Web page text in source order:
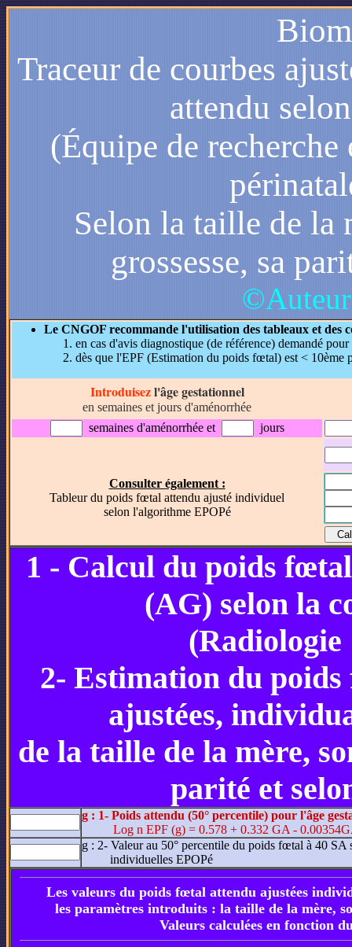
Traceur de courbes
attendu
(Équipe de
Selon la taille de la
grossesse, sa
Le CNGOF recommande l'utilisation des tableaux et des
en cas d'avis diagnostique (de référence) demandé
dès que l'EPF (Estimation du poids fœtal) est < 10ème
Introduisezl'âge gestationnel
en semaines et jours d'aménorrhée
semaines d'aménorrhée et jours
Consulter également :
Tableur du poids fœtal attendu ajusté individuel
selon l'algorithme EPOPé
1 - Calcul du poids
(AG) selon la
(Radiologie
2- Estimation du poids
ajustées,
de la taille de la mère,
parité et
g : 1- Poids attendu (50° percentile) pour l'âge
Log n EPF (g) = 0.578 + 0.332 GA -
g : 2- Valeur au 50° percentile du poids fœtal à 40 SA
individuelles EPOPé
Les valeurs du poids fœtal attendu ajustées
les paramètres introduits : la taille de la mère,
Valeurs calculées en fonction